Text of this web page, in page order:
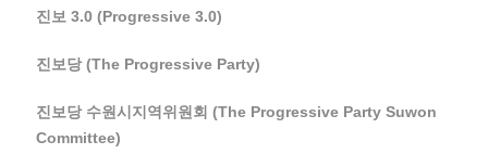
진보 3.0 (Progressive 3.0)
진보당 (The Progressive Party)
진보당 수원시지역위원회 (The Progressive Party Suwon
Committee)